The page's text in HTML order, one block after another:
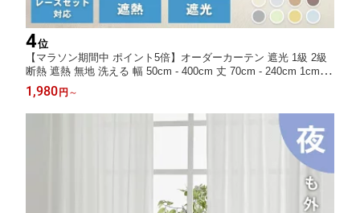
4位
【マラソン期間中 ポイント5倍】オーダーカーテン 遮光 1級 2級
断熱 遮熱 無地 洗える 幅 50cm - 400cm 丈 70cm - 240cm 1cm単
位 タッセル フック付 アイボリー グリーン イエロー グレー ブル
ー ブラウン pieno ピエノ 1枚入 uv ミラー レースセット可
1,980円 ～